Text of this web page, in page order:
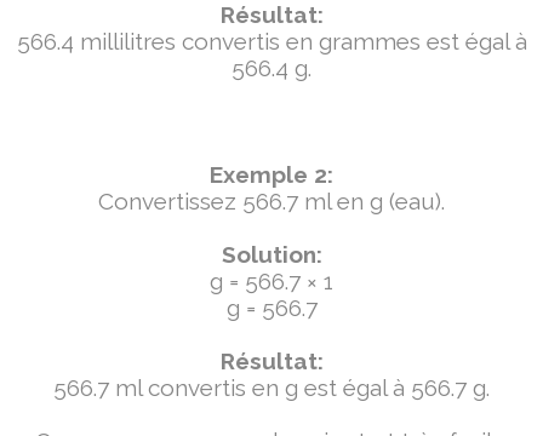
Résultat:
566.4 millilitres convertis en grammes est égal à
566.4 g.
Exemple 2:
Convertissez 566.7 ml en g (eau).
Solution:
g = 566.7 × 1
g = 566.7
Résultat:
566.7 ml convertis en g est égal à 566.7 g.